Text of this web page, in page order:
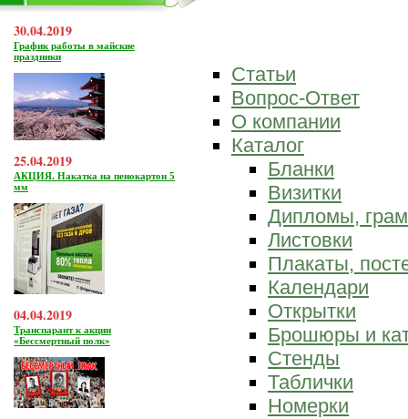
30.04.2019
График работы в майские
праздники
25.04.2019
АКЦИЯ. Накатка на пенокартон 5
мм
04.04.2019
Транспарант к акции
«Бессмертный полк»
Статьи
Вопрос-Ответ
О компании
Каталог
Бланки
Визитки
Дипломы,
Листовки
Плакаты,
Календари
Открытки
Брошюры и
Стенды
Таблички
Номерки